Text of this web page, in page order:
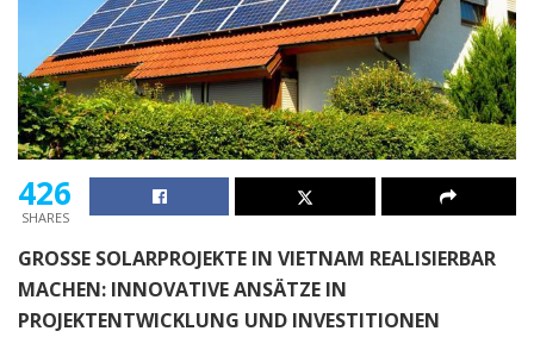
426
SHARES
GROSSE SOLARPROJEKTE IN VIETNAM REALISIERBAR
MACHEN: INNOVATIVE ANSÄTZE IN
PROJEKTENTWICKLUNG UND INVESTITIONEN